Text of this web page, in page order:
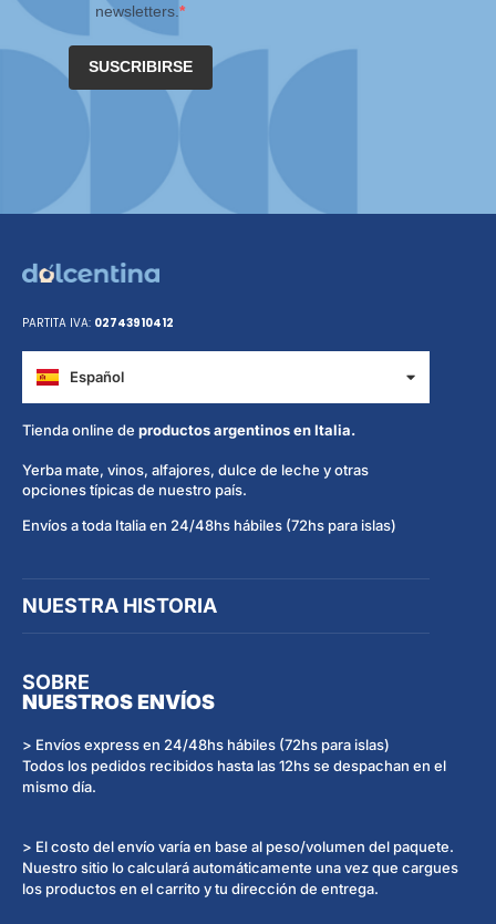
newsletters.
SUSCRIBIRSE
PARTITA IVA: 02743910412
Español
Italiano
Tienda online de productos argentinos en Italia.
Yerba mate, vinos, alfajores, dulce de leche y otras
opciones típicas de nuestro país.
Envíos a toda Italia en 24/48hs hábiles (72hs para islas)
NUESTRA HISTORIA
SOBRE
NUESTROS ENVÍOS
> Envíos express en 24/48hs hábiles (72hs para islas)
Todos los pedidos recibidos hasta las 12hs se despachan en el
mismo día.
> El costo del envío varía en base al peso/volumen del paquete.
Nuestro sitio lo calculará automáticamente una vez que cargues
los productos en el carrito y tu dirección de entrega.